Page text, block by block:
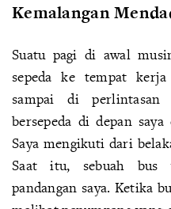
Kemalangan
Suatu pagi di awal
sepeda ke tempat
sampai di
bersepeda di depan
Saya mengikuti dari
Saat itu, sebuah bus
pandangan saya. Ketika